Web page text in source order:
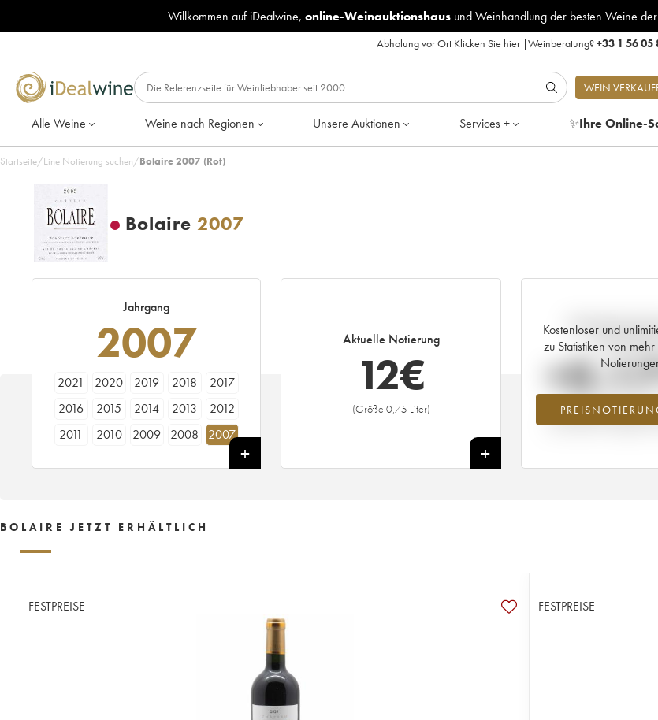
Willkommen auf iDealwine, online-Weinauktionshausund Weinhandlung der besten Weine
Abholung vor Ort Klicken Sie hier|Weinberatung?+33 1 56 05
WEIN
Alle Weine Weine nach Regionen Unsere Auktionen Services + ✨Ihre Online-
Startseite/Eine Notierung suchen/Bolaire 2007 (Rot)
Bolaire 2007
Jahrgang
2007
2021 2020 2019 2018
2017
2016
2015 2014 2013
2012
2011
2010 2009 2008
2007
Aktuelle Notierung
12€
(Größe 0,75 Liter)
+
Kostenloser und
zu Statistiken von
Aktuelle
Preisanstiegs des
Jahr 2026 im Vergleich
BOLAIRE JETZT ERHÄLTLICH
FESTPREISE FESTPREISE